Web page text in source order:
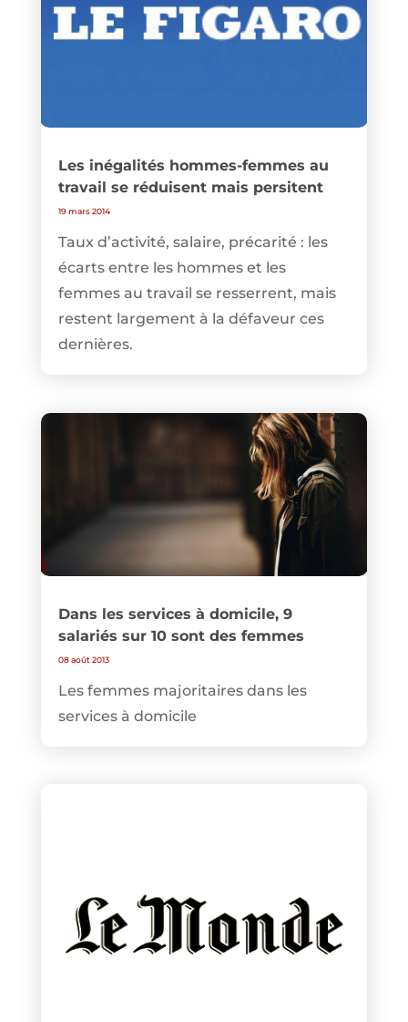
Les inégalités hommes-femmes au
travail se réduisent mais persitent
19 mars 2014
Taux d’activité, salaire, précarité : les
écarts entre les hommes et les
femmes au travail se resserrent, mais
restent largement à la défaveur ces
dernières.
Dans les services à domicile, 9
salariés sur 10 sont des femmes
08 août 2013
Les femmes majoritaires dans les
services à domicile